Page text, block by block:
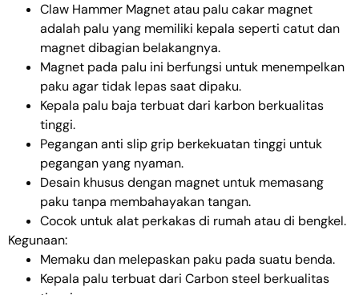
Claw Hammer Magnet atau palu cakar magnet
adalah palu yang memiliki kepala seperti catut dan
magnet dibagian belakangnya.
Magnet pada palu ini berfungsi untuk menempelkan
paku agar tidak lepas saat dipaku.
Kepala palu baja terbuat dari karbon berkualitas
tinggi.
Pegangan anti slip grip berkekuatan tinggi untuk
pegangan yang nyaman.
Desain khusus dengan magnet untuk memasang
paku tanpa membahayakan tangan.
Cocok untuk alat perkakas di rumah atau di bengkel.
Kegunaan:
Memaku dan melepaskan paku pada suatu benda.
Kepala palu terbuat dari Carbon steel berkualitas